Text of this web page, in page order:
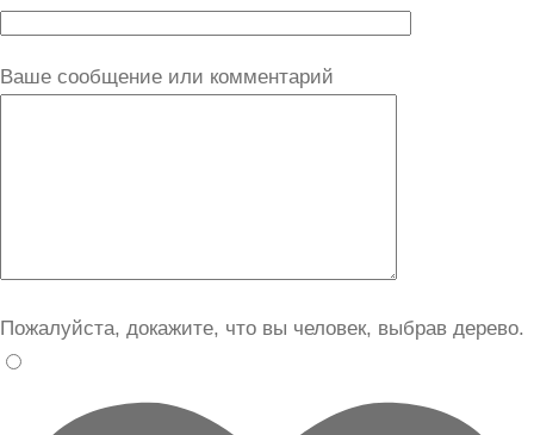
Ваше сообщение или комментарий
Пожалуйста, докажите, что вы человек, выбрав дерево.